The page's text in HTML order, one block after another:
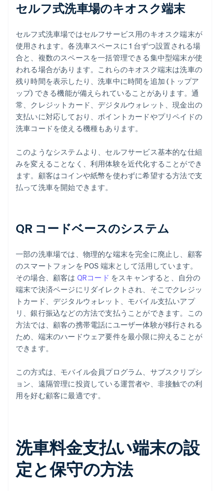
セルフ式洗車場のキオスク端末
セルフ式洗車場ではセルフサービス用のキオスク端末が
使用されます。各洗車スペースに 1 台ずつ設置される場
合と、複数のスペースを一括管理できる集中型端末が使
われる場合があります。これらのキオスク端末は洗車の
残り時間を表示したり、洗車中に時間を追加 (トップア
ップ) できる機能が備えられていることがあります。通
常、クレジットカード、デジタルウォレット、現金出の
支払いに対応しており、ポイントカードやプリペイドの
洗車コードを使える機種もあります。
このようなシステムより、セルフサービス基本的な仕組
みを変えることなく、利用体験を近代化することができ
ます。顧客はコインや紙幣を使わずに希望する方法で支
払って洗車を開始できます。
QR コードベースのシステム
一部の洗車場では、物理的な端末を完全に廃止し、顧客
のスマートフォンを POS 端末として活用しています。
その場合、顧客は QRコード をスキャンすると、自分の
端末で決済ページにリダイレクトされ、そこでクレジッ
トカード、デジタルウォレット、モバイル支払いアプ
リ、銀行振込などの方法で支払うことができます。この
方法では、顧客の携帯電話にユーザー体験が移行される
ため、端末のハードウェア要件を最小限に抑えることが
できます。
この方式は、モバイル会員プログラム、サブスクリプシ
ョン、遠隔管理に投資している運営者や、非接触での利
用を好む顧客に最適です。
洗車料金支払い端末の設
定と保守の方法